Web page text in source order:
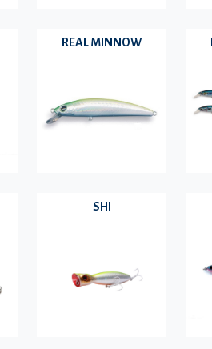
REAL MINNOW
SHI